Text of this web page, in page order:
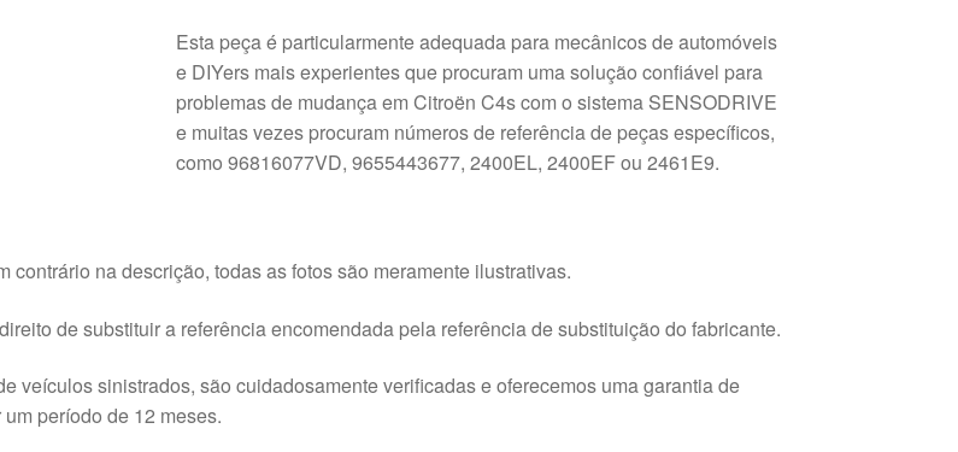
Esta peça é particularmente adequada para mecânicos de automóveis
e DIYers mais experientes que procuram uma solução confiável para
problemas de mudança em Citroën C4s com o sistema SENSODRIVE
e muitas vezes procuram números de referência de peças específicos,
como 96816077VD, 9655443677, 2400EL, 2400EF ou 2461E9.
contrário na descrição, todas as fotos são meramente ilustrativas.
de substituir a referência encomendada pela referência de substituição do fabricante.
veículos sinistrados, são cuidadosamente verificadas e oferecemos uma garantia de
período de 12 meses.